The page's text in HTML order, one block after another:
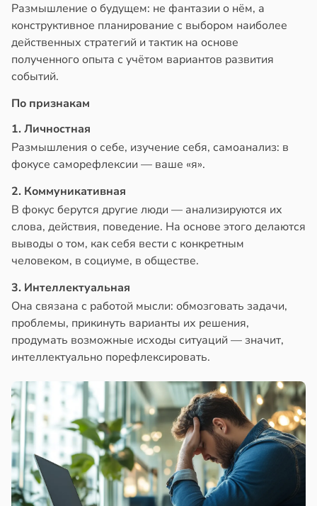
Размышление о будущем: не фантазии о нём, а
конструктивное планирование с выбором наиболее
действенных стратегий и тактик на основе
полученного опыта с учётом вариантов развития
событий.
По признакам
1. Личностная
Размышления о себе, изучение себя, самоанализ: в
фокусе саморефлексии — ваше «я».
2. Коммуникативная
В фокус берутся другие люди — анализируются их
слова, действия, поведение. На основе этого делаются
выводы о том, как себя вести с конкретным
человеком, в социуме, в обществе.
3. Интеллектуальная
Она связана с работой мысли: обмозговать задачи,
проблемы, прикинуть варианты их решения,
продумать возможные исходы ситуаций — значит,
интеллектуально порефлексировать.